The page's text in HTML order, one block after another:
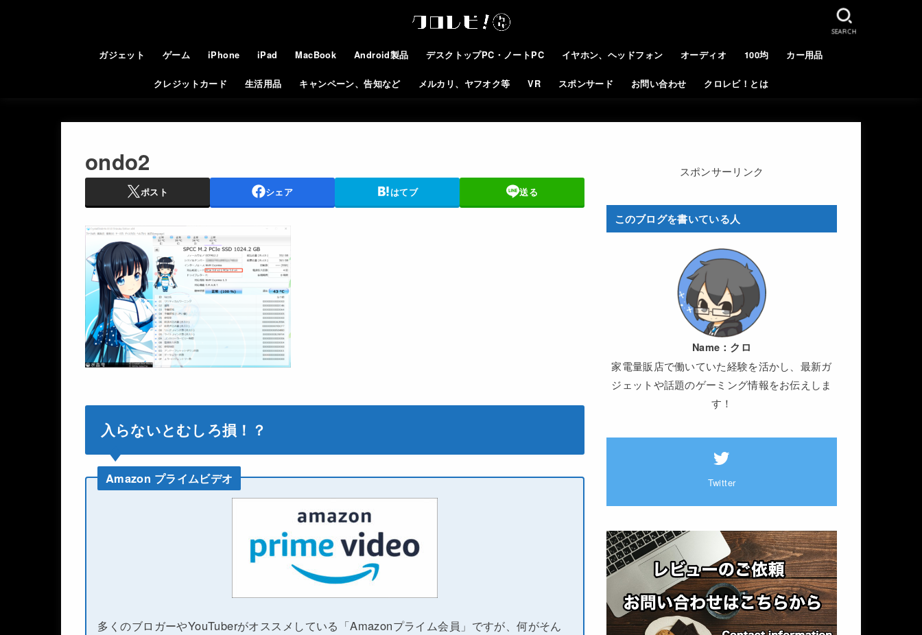
ガジェット ゲーム iPhone iPad MacBook Android製品 デスクトップPC・ノートPC イヤホン、ヘッドフォン オーディオ 100均 カー用品
クレジットカード 生活用品 キャンペーン、告知など メルカリ、ヤフオク等 VR スポンサード お問い合わせ クロレビ！とは
SEARCH
ondo2
ポスト シェア はてブ 送る
入らないとむしろ損！？
Amazon プライムビデオ
多くのブロガーやYouTuberがオススメしている「Amazonプライム会員」ですが、何がそん
スポンサーリンク
このブログを書いている人
Name： クロ
家電量販店で働いていた経験を活かし、最新ガ
ジェットや話題のゲーミング情報をお伝えしま
す！
Twitter